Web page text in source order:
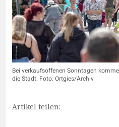
Bei verkaufsoffenen Sonntagen
die Stadt. Foto: Ortgies/Archiv
Artikel teilen: